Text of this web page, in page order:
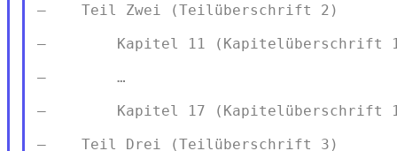
—    Teil Zwei (Teilüberschrift 2)
—        Kapitel 11 (Kapitelüberschrift
—        …
—        Kapitel 17 (Kapitelüberschrift
—    Teil Drei (Teilüberschrift 3)